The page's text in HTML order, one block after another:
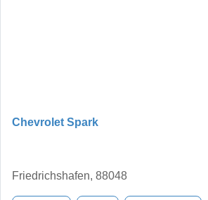
Chevrolet Spark
Friedrichshafen, 88048